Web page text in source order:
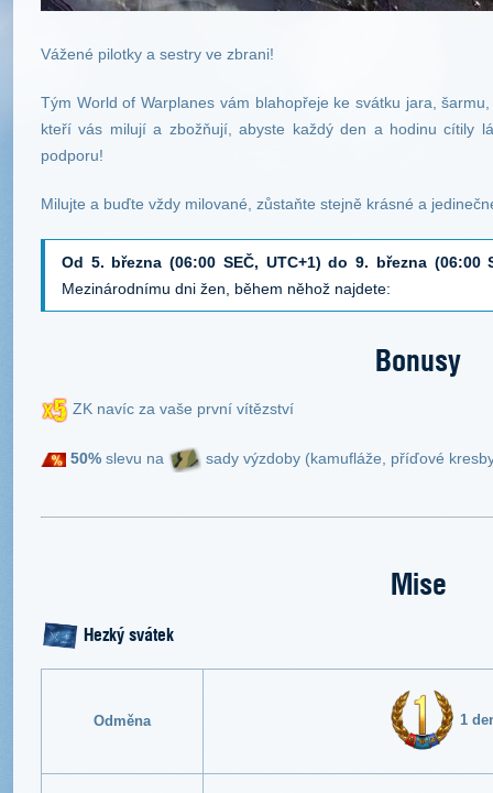
Vážené pilotky a sestry ve zbrani!
Tým World of Warplanes vám blahopřeje ke svátku jara,
kteří vás milují a zbožňují, abyste každý den a hodinu cítily
podporu!
Milujte a buďte vždy milované, zůstaňte stejně krásné a
Od 5. března (06:00 SEČ, UTC+1) do 9. března (06:00
Mezinárodnímu dni žen, během něhož najdete:
Bonusy
ZK navíc za vaše první vítězství
50% slevu na sady výzdoby (kamufláže, příďové
Mise
Hezký svátek
Odměna 1